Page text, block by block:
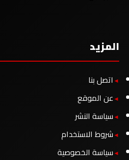
المزيد
اتصل بنا
عن الموقع
سياسة النشر
شروط الاستخدام
سياسة الخصوصية